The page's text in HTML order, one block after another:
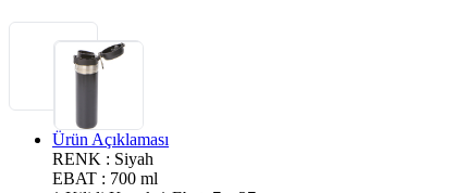
Ürün Açıklaması
RENK : Siyah
EBAT : 700 ml